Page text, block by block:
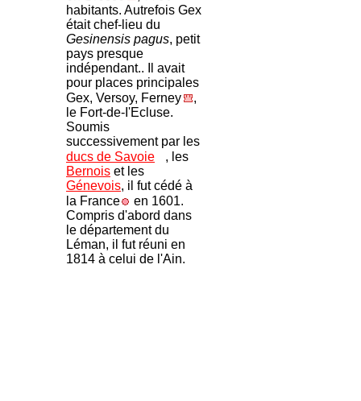
habitants. Autrefois Gex
était chef-lieu du
Gesinensis pagus, petit
pays presque
indépendant.. Il avait
pour places principales
Gex, Versoy, Ferney
,
le Fort-de-I'Ecluse.
Soumis
successivement par les
ducs de Savoie
, les
Bernois et les
Génevois, il fut cédé à
la France
en 1601.
Compris d'abord dans
le département du
Léman, il fut réuni en
1814 à celui de l'Ain.